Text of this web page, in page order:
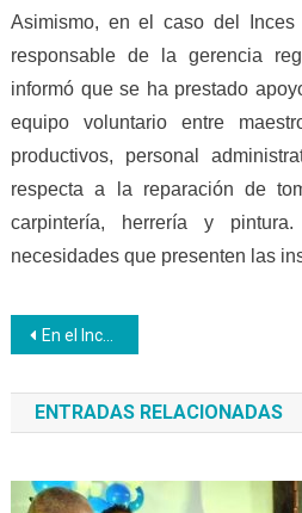
Asimismo, en el caso del Inces
responsable de la gerencia
informó que se ha prestado
equipo voluntario entre
productivos, personal
respecta a la reparación de
carpintería, herrería y
necesidades que presenten las
Navegación
de
entradas
En el Inces se reactivaron mesas de trabajo del sector salud
ENTRADAS RELACIONADAS